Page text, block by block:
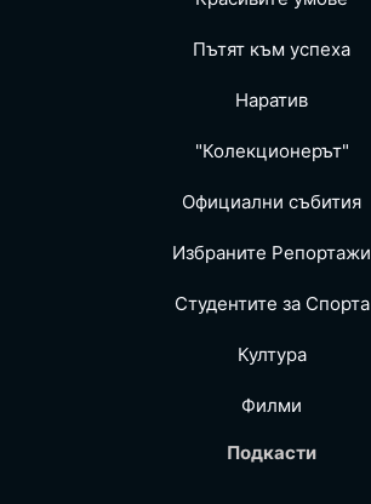
Пътят към успеха
Наратив
"Колекционерът"
Официални събития
Избраните Репoртажи
Студентите за Спортa
Култура
Филми
Подкасти